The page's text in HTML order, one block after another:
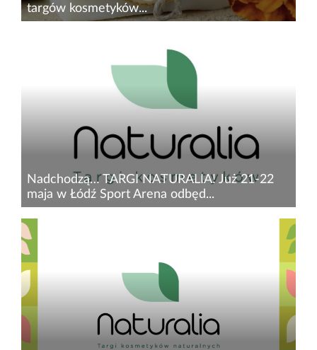
targów kosmetyków...
uzupełnić swoją pielęgnację o nowe,
niedostępne stacjonarnie produkty lub jesteś na
etapie jej budowania, uwielbiasz testować
nowości ze świata naturalnego...
Nadchodzą… TARGI NATURALIA! Już 21-22
maja w Łódź Sport Arena odbęd...
Jeżeli lubisz kosmetyki naturalne… Chcesz
uzupełnić swoją pielęgnację o nowe,
niedostępne stacjonarnie produkty lub jesteś na
etapie jej budowania… Uwielbiasz testować
nowości ze świata naturalnego...